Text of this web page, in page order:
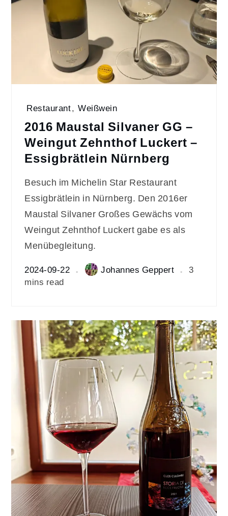
Restaurant, Weißwein
2016 Maustal Silvaner GG –
Weingut Zehnthof Luckert –
Essigbrätlein Nürnberg
Besuch im Michelin Star Restaurant
Essigbrätlein in Nürnberg. Den 2016er
Maustal Silvaner Großes Gewächs vom
Weingut Zehnthof Luckert gabe es als
Menübegleitung.
2024-09-22 Johannes Geppert
3
mins read